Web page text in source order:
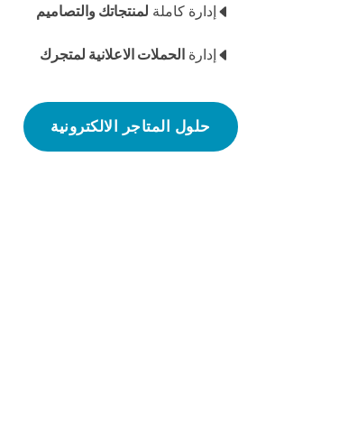
إدارة كاملة لمنتجاتك والتصاميم
إدارة الحملات الاعلانية لمتجرك
حلول المتاجر الالكترونية